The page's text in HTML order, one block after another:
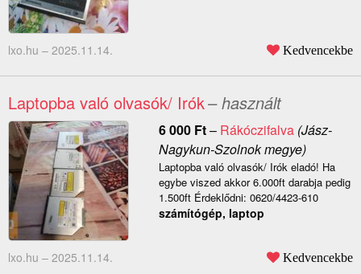
lxo.hu – 2025.11.14. Kedvencekbe
Laptopba való olvasók/ Irók– használt
6 000 Ft– Rákóczifalva(Jász-
Nagykun-Szolnok megye)
Laptopba való olvasók/ Irók eladó! Ha
egybe viszed akkor 6.000ft darabja pedig
1.500ft Érdeklődni: 0620/4423-610
számítógép, laptop
lxo.hu – 2025.11.14. Kedvencekbe